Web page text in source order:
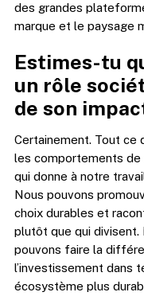
des grandes
marque et le paysage
Estimes-tu
un rôle
de son
Certainement. Tout ce
les comportements de
qui donne à notre
Nous pouvons
choix durables et
plutôt que qui divisent.
pouvons faire la
l’investissement dans
écosystème plus